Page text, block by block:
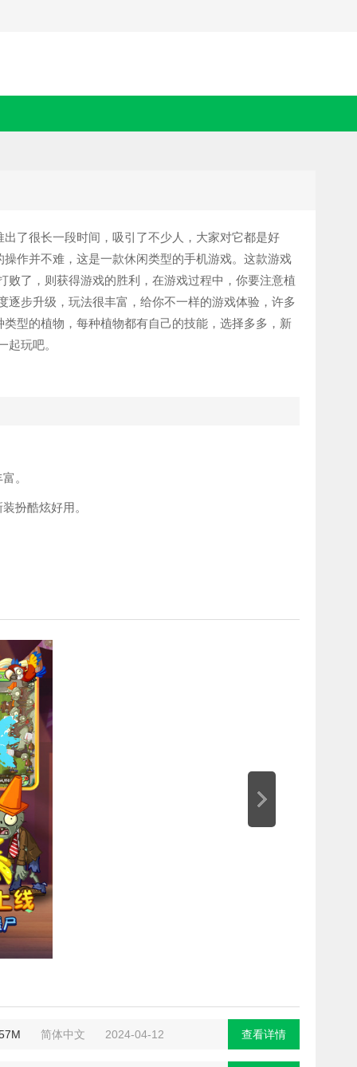
了很长一段时间，吸引了不少人，大家对它都是好
作并不难，这是一款休闲类型的手机游戏。这款游戏
了，则获得游戏的胜利，在游戏过程中，你要注意植
步升级，玩法很丰富，给你不一样的游戏体验，许多
型的植物，每种植物都有自己的技能，选择多多，新
玩吧。
。
扮酷炫好用。
简体中文 2024-04-12 查看详情